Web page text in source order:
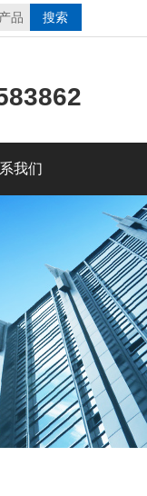
我们